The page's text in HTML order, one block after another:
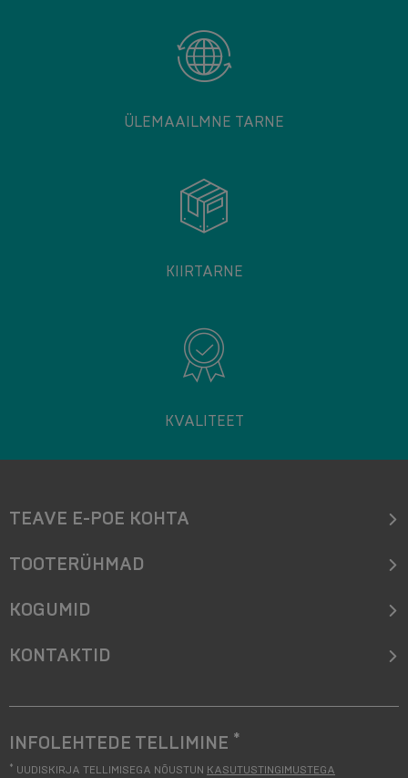
ÜLEMAAILMNE TARNE
KIIRTARNE
KVALITEET
TEAVE E-POE KOHTA
TOOTERÜHMAD
KOGUMID
KONTAKTID
INFOLEHTEDE TELLIMINE *
* UUDISKIRJA TELLIMISEGA NÕUSTUN KASUTUSTINGIMUSTEGA